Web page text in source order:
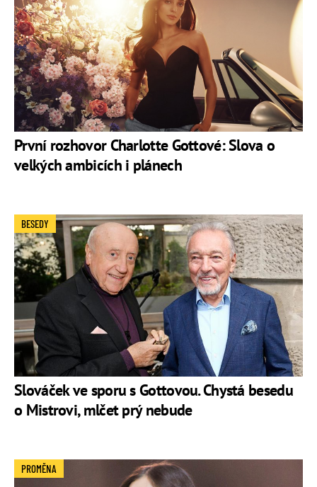
První rozhovor Charlotte Gottové: Slova o
velkých ambicích i plánech
Slováček ve sporu s Gottovou. Chystá besedu
o Mistrovi, mlčet prý nebude
BESEDY
PROMĚNA